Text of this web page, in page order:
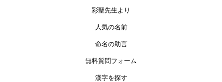
彩聖先生より
人気の名前
命名の助言
無料質問フォーム
漢字を探す